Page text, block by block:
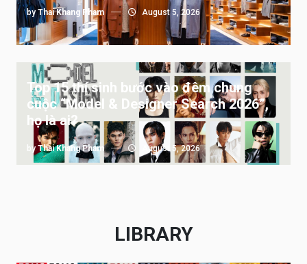
byThai Khang Pham August 5, 2026
Top 15 thí sinh bước vào đêm chung
cuộc “Model & Designer Search 2026”,
họ là ai?
by Thai Khang Pham August 5, 2026
LIBRARY